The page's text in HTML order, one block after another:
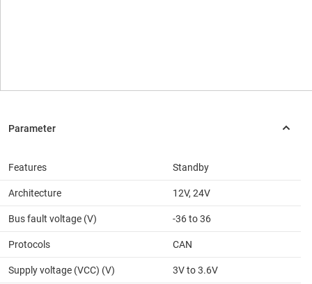
Features Standby
Architecture 12V, 24V
Bus fault voltage (V) -36 to 36
Protocols CAN
Supply voltage (VCC) (V) 3V to 3.6V